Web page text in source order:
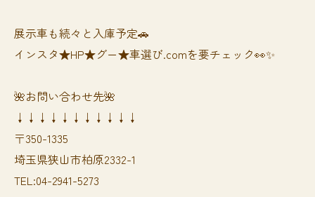
展示車も続々と入庫予定🚗
インスタ★HP★グー★車選び.comを要チェック👀✨
🌺お問い合わせ先🌺
↓↓↓↓↓↓↓↓↓↓↓
〒350-1335
埼玉県狭山市柏原2332-1
TEL:04-2941-5273